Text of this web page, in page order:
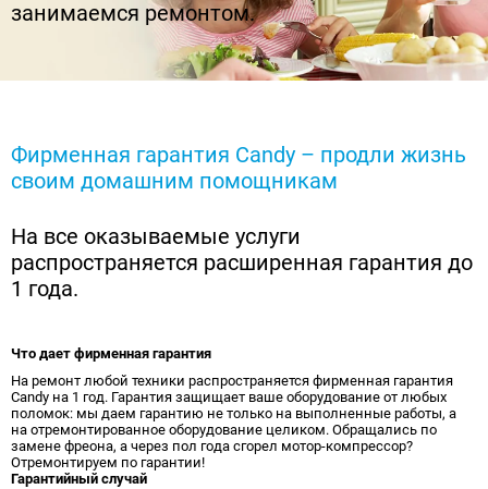
занимаемся ремонтом.
Фирменная гарантия Candy – продли жизнь
своим домашним помощникам
На все оказываемые услуги
распространяется расширенная гарантия до
1 года.
Что дает фирменная гарантия
На ремонт любой техники распространяется фирменная гарантия
Candy на 1 год. Гарантия защищает ваше оборудование от любых
поломок: мы даем гарантию не только на выполненные работы, а
на отремонтированное оборудование целиком. Обращались по
замене фреона, а через пол года сгорел мотор-компрессор?
Отремонтируем по гарантии!
Гарантийный случай